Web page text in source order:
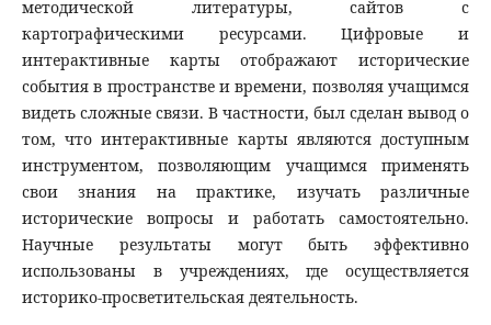
методической литературы, сайтов с
картографическими ресурсами. Цифровые и
интерактивные карты отображают исторические
события в пространстве и времени, позволяя учащимся
видеть сложные связи. В частности, был сделан вывод о
том, что интерактивные карты являются доступным
инструментом, позволяющим учащимся применять
свои знания на практике, изучать различные
исторические вопросы и работать самостоятельно.
Научные результаты могут быть эффективно
использованы в учреждениях, где осуществляется
историко-просветительская деятельность.